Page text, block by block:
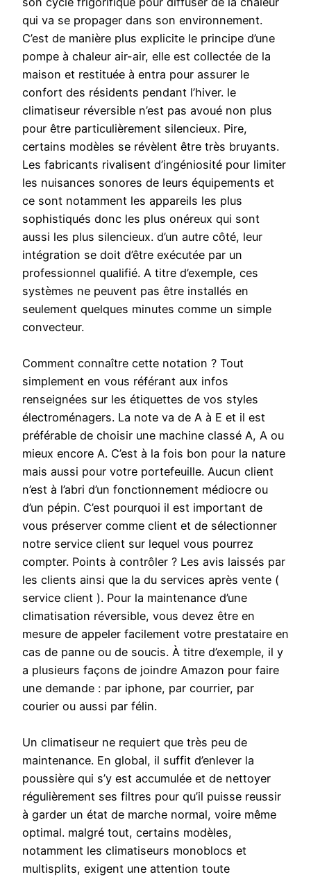
qui va se propager dans son environnement.
C’est de manière plus explicite le principe d’une
pompe à chaleur air-air, elle est collectée de la
maison et restituée à entra pour assurer le
confort des résidents pendant l’hiver. le
climatiseur réversible n’est pas avoué non plus
pour être particulièrement silencieux. Pire,
certains modèles se révèlent être très bruyants.
Les fabricants rivalisent d’ingéniosité pour limiter
les nuisances sonores de leurs équipements et
ce sont notamment les appareils les plus
sophistiqués donc les plus onéreux qui sont
aussi les plus silencieux. d’un autre côté, leur
intégration se doit d’être exécutée par un
professionnel qualifié. A titre d’exemple, ces
systèmes ne peuvent pas être installés en
seulement quelques minutes comme un simple
convecteur.
Comment connaître cette notation ? Tout
simplement en vous référant aux infos
renseignées sur les étiquettes de vos styles
électroménagers. La note va de A à E et il est
préférable de choisir une machine classé A, A ou
mieux encore A. C’est à la fois bon pour la nature
mais aussi pour votre portefeuille. Aucun client
n’est à l’abri d’un fonctionnement médiocre ou
d’un pépin. C’est pourquoi il est important de
vous préserver comme client et de sélectionner
notre service client sur lequel vous pourrez
compter. Points à contrôler ? Les avis laissés par
les clients ainsi que la du services après vente (
service client ). Pour la maintenance d’une
climatisation réversible, vous devez être en
mesure de appeler facilement votre prestataire en
cas de panne ou de soucis. À titre d’exemple, il y
a plusieurs façons de joindre Amazon pour faire
une demande : par iphone, par courrier, par
courier ou aussi par félin.
Un climatiseur ne requiert que très peu de
maintenance. En global, il suffit d’enlever la
poussière qui s’y est accumulée et de nettoyer
régulièrement ses filtres pour qu’il puisse reussir
à garder un état de marche normal, voire même
optimal. malgré tout, certains modèles,
notamment les climatiseurs monoblocs et
multisplits, exigent une attention toute